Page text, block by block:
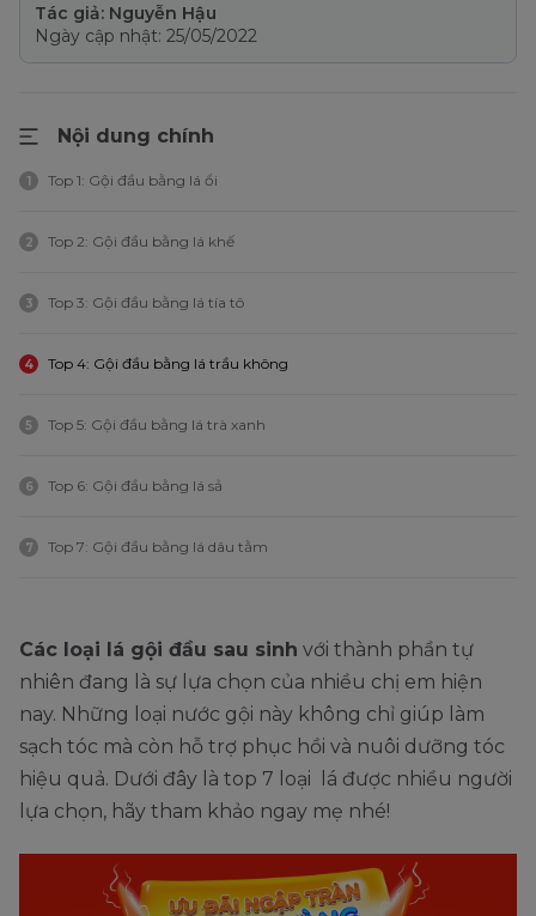
Tác giả: Nguyễn Hậu
Ngày cập nhật: 25/05/2022
Nội dung chính
1 Top 1: Gội đầu bằng lá ổi
2 Top 2: Gội đầu bằng lá khế
3 Top 3: Gội đầu bằng lá tía tô
4 Top 4: Gội đầu bằng lá trầu không
5 Top 5: Gội đầu bằng lá trà xanh
6 Top 6: Gội đầu bằng lá sả
7 Top 7: Gội đầu bằng lá dâu tằm
Các loại lá gội đầu sau sinh với thành phần tự
nhiên đang là sự lựa chọn của nhiều chị em hiện
nay. Những loại nước gội này không chỉ giúp làm
sạch tóc mà còn hỗ trợ phục hồi và nuôi dưỡng tóc
hiệu quả. Dưới đây là top 7 loại lá được nhiều người
lựa chọn, hãy tham khảo ngay mẹ nhé!